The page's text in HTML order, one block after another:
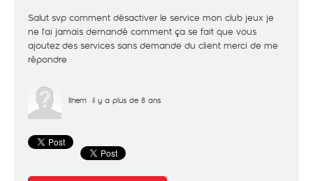
Salut svp comment désactiver le service mon club jeux je
ne l'ai jamais demandé comment ça se fait que vous
ajoutez des services sans demande du client merci de me
répondre
Ilhem il y a plus de 8 ans